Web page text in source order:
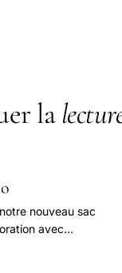
la
nouveau sac
avec